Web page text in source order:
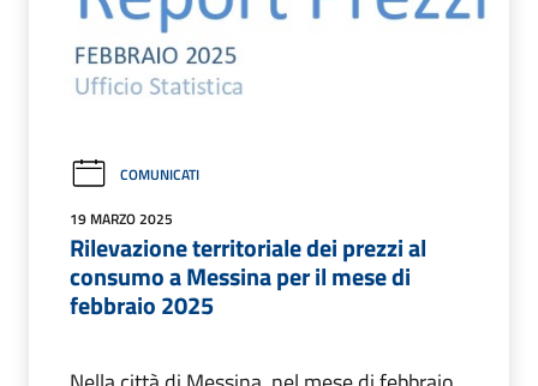
COMUNICATI
19 MARZO 2025
Rilevazione territoriale dei prezzi al
consumo a Messina per il mese di
febbraio 2025